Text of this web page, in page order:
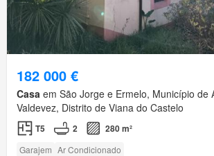
182 000 €
Casa em São Jorge e Ermelo, Município de
Valdevez, Distrito de Viana do Castelo
T5 2 280 m²
Garajem Ar Condicionado